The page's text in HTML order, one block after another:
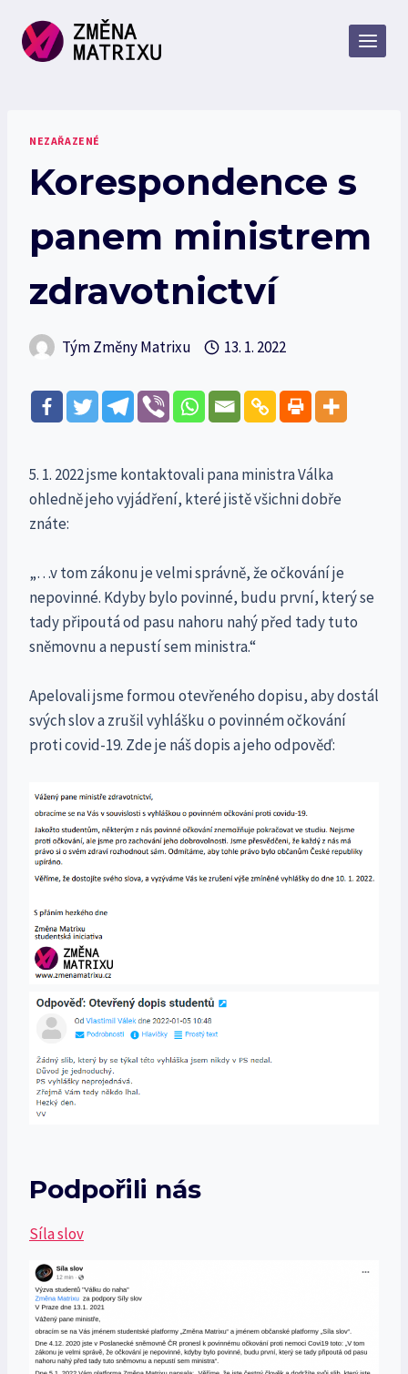
obsah
NEZAŘAZENÉ
Korespondence s
panem ministrem
zdravotnictví
Tým Změny Matrixu 13. 1. 2022
5. 1. 2022 jsme kontaktovali pana ministra Válka
ohledně jeho vyjádření, které jistě všichni dobře
znáte:
„…v tom zákonu je velmi správně, že očkování je
nepovinné. Kdyby bylo povinné, budu první, který se
tady připoutá od pasu nahoru nahý před tady tuto
sněmovnu a nepustí sem ministra.“
Apelovali jsme formou otevřeného dopisu, aby dostál
svých slov a zrušil vyhlášku o povinném očkování
proti covid-19. Zde je náš dopis a jeho odpověď:
Podpořili nás
Síla slov